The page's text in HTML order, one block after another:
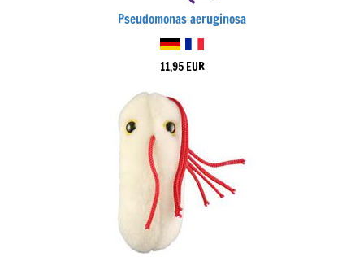
Pseudomonas aeruginosa
11,95 EUR